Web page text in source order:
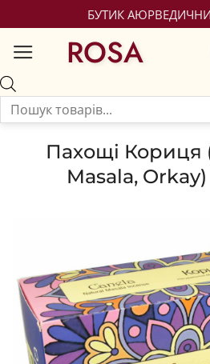
БУТИК
ROSA
Пахощі Кориця
Masala,